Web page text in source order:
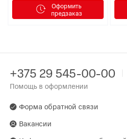
Оформить
предзаказ
+375 29 545-00-00
Помощь в оформлении
Форма обратной связи
Вакансии